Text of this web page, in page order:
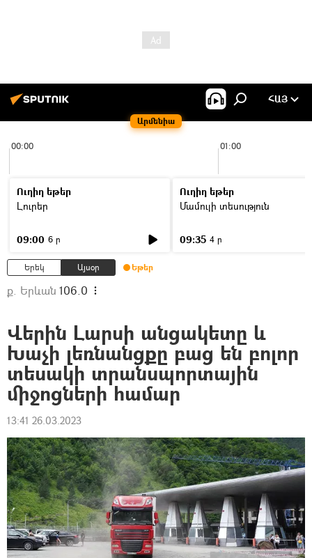
Արմենիա
ՀԱՅ
00:00 01:00
Ուղիղ եթեր
Լուրեր
09:00 6 ր
Ուղիղ եթեր
Մամուլի տեսություն
09:35 4 ր
Երեկ Այսօր Եթեր
ք. Երևան 106.0
Վերին Լարսի անցակետը և
Խաչի լեռնանցքը բաց են բոլոր
տեսակի տրանսպորտային
միջոցների համար
13:41 26.03.2023